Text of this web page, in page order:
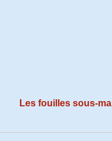
Les fouilles sous-